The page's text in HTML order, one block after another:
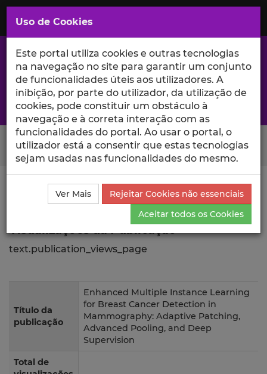
Saltar
para
Conteúdo
Principal
A excelência da investigação e ciência no Iscte
Search Button
Ciência_Iscte Publicações
Descrição Detalhada da
Publicação
Visualizações
text.publication_views_page
Título da
publicação
Enhanced Multiple Instance Learning
for Breast Cancer Detection in
Mammography: Adaptive Patching,
Advanced Pooling, and Deep
Supervision
Total de
Uso de Cookies
Este portal utiliza cookies e outras tecnologias
na navegação no site para garantir um conjunto
de funcionalidades úteis aos utilizadores. A
inibição, por parte do utilizador, da utilização de
cookies, pode constituir um obstáculo à
navegação e à correta interação com as
funcionalidades do portal. Ao usar o portal, o
utilizador está a consentir que estas tecnologias
sejam usadas nas funcionalidades do mesmo.
Ver Mais
Rejeitar Cookies não essenciais
Aceitar todos os Cookies